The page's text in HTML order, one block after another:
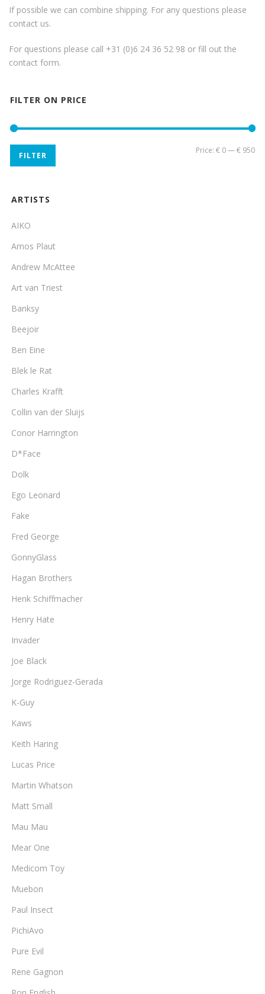
If possible we can combine shipping. For any questions please
contact us.
For questions please call +31 (0)6 24 36 52 98 or fill out the
contact form.
FILTER ON PRICE
FILTER
Price: € 0—€ 950
ARTISTS
AIKO
Amos Plaut
Andrew McAttee
Art van Triest
Banksy
Beejoir
Ben Eine
Blek le Rat
Charles Krafft
Collin van der Sluijs
Conor Harrington
D*Face
Dolk
Ego Leonard
Fake
Fred George
GonnyGlass
Hagan Brothers
Henk Schiffmacher
Henry Hate
Invader
Joe Black
Jorge Rodriguez-Gerada
K-Guy
Kaws
Keith Haring
Lucas Price
Martin Whatson
Matt Small
Mau Mau
Mear One
Medicom Toy
Muebon
Paul Insect
PichiAvo
Pure Evil
Rene Gagnon